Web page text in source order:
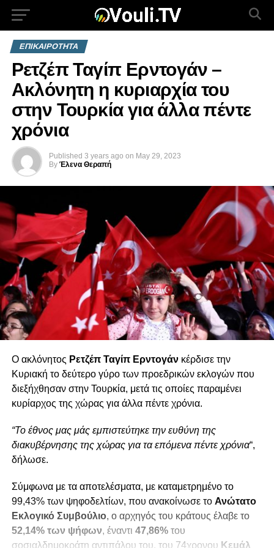
ΕΠΙΚΑΙΡΟΤΗΤΑ
Ρετζέπ Ταγίπ Ερντογάν –
Ακλόνητη η κυριαρχία του
στην Τουρκία για άλλα πέντε
χρόνια
Published 3 years ago on May 29, 2023
By Έλενα Θεραπή
Ο ακλόνητος Ρετζέπ Ταγίπ Ερντογάνκέρδισε την
Κυριακή το δεύτερο γύρο των προεδρικών εκλογών που
διεξήχθησαν στην Τουρκία, μετά τις οποίες παραμένει
κυρίαρχος της χώρας για άλλα πέντε χρόνια.
“Το έθνος μας μάς εμπιστεύτηκε την ευθύνη της
διακυβέρνησης της χώρας για τα επόμενα πέντε χρόνια“,
δήλωσε.
Σύμφωνα με τα αποτελέσματα, με καταμετρημένο το
99,43% των ψηφοδελτίων, που ανακοίνωσε το Ανώτατο
Εκλογικό Συμβούλιο, ο αρχηγός του κράτους έλαβε το
52,14% των ψήφων, έναντι 47,86%του
σοσιαλδημοκράτη αντιπάλου του, του 74χρονου Κεμάλ